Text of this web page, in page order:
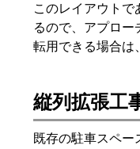
このレイアウトで
るので、アプロー
転用できる場合は
縦列拡張工
既存の駐車スペー